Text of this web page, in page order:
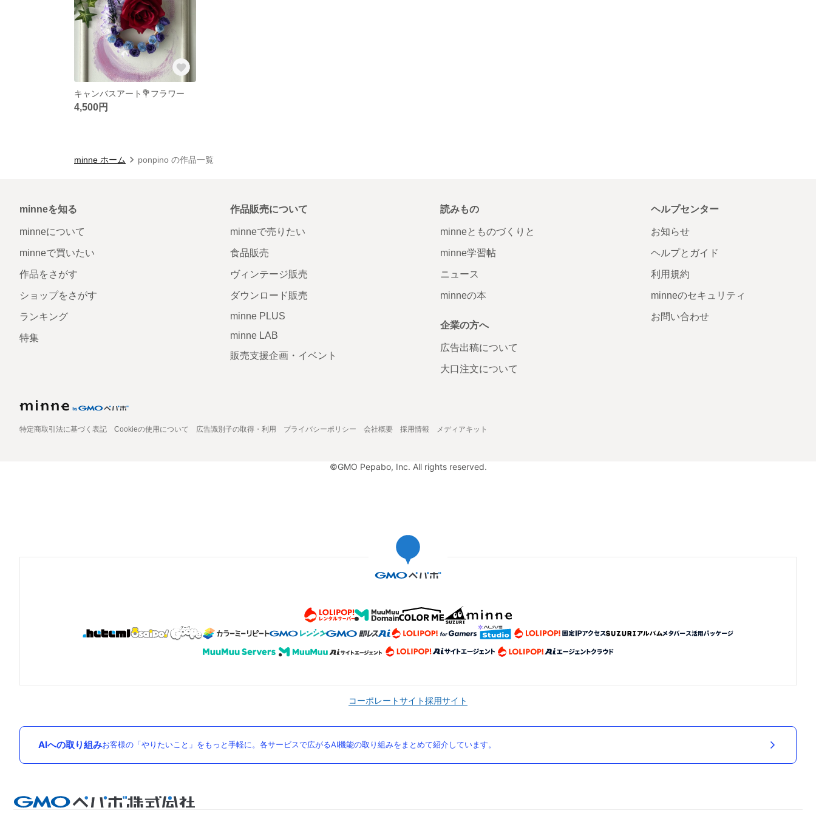
キャンバスアート💐フラワー
4,500円
minne ホーム ponpino の作品一覧
minneを知る
minneについて
minneで買いたい
作品をさがす
ショップをさがす
ランキング
特集
作品販売について
minneで売りたい
食品販売
ヴィンテージ販売
ダウンロード販売
minne PLUS
minne LAB
販売支援企画・イベント
読みもの
minneとものづくりと
minne学習帖
ニュース
minneの本
企業の方へ
広告出稿について
大口注文について
ヘルプセンター
お知らせ
ヘルプとガイド
利用規約
minneのセキュリティ
お問い合わせ
特定商取引法に基づく表記 Cookieの使用について 広告識別子の取得・利用 プライバシーポリシー 会社概要 採用情報 メディアキット
©GMO Pepabo, Inc. All rights reserved.
コーポレートサイト採用サイト
AIへの取り組みお客様の「やりたいこと」をもっと手軽に。各サービスで広がるAI機能の取り組みをまとめて紹介しています。